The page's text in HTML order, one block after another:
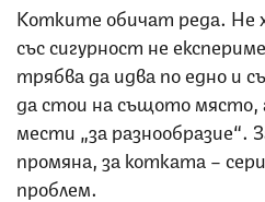
Котките обичат реда. Не
със сигурност не
трябва да идва по едно и
да стои на същото място,
мести „за разнообразие“.
промяна, за котката –
проблем.